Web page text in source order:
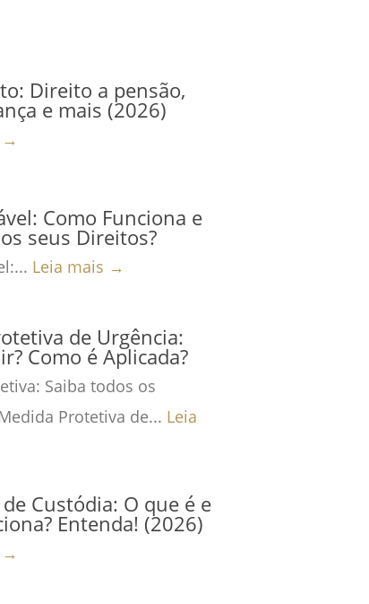
Direito a pensão,
e mais (2026)
→
Como Funciona e
seus Direitos?
Leia mais →
de Urgência:
Como é Aplicada?
Saiba todos os
Protetiva de... Leia
Custódia: O que é e
Entenda! (2026)
→